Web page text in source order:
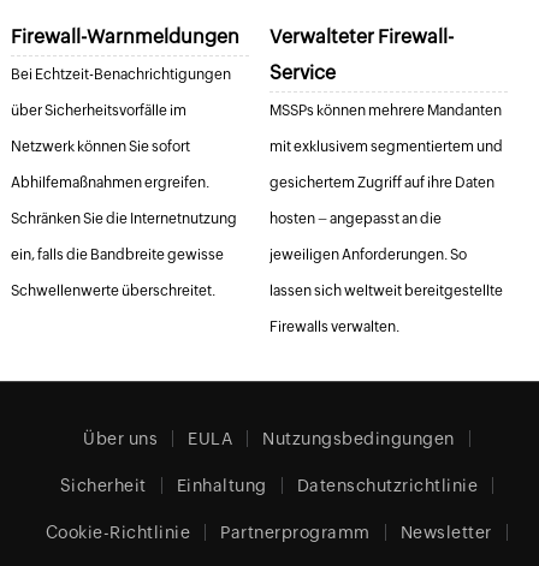
Firewall-Warnmeldungen
Bei Echtzeit-Benachrichtigungen
über Sicherheitsvorfälle im
Netzwerk können Sie sofort
Abhilfemaßnahmen ergreifen.
Schränken Sie die Internetnutzung
ein, falls die Bandbreite gewisse
Schwellenwerte überschreitet.
Verwalteter Firewall-
Service
MSSPs können mehrere Mandanten
mit exklusivem segmentiertem und
gesichertem Zugriff auf ihre Daten
hosten – angepasst an die
jeweiligen Anforderungen. So
lassen sich weltweit bereitgestellte
Firewalls verwalten.
Über uns EULA Nutzungsbedingungen
Sicherheit Einhaltung Datenschutzrichtlinie
Cookie-Richtlinie Partnerprogramm Newsletter